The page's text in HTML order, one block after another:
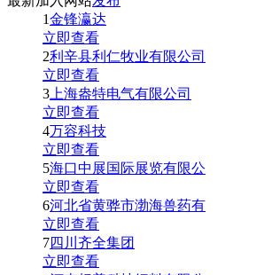
1金锋瀛达
立即查看
2利辛县利仁牧业有限公司
立即查看
3 上海盎特电气有限公司
立即查看
4万容科技
立即查看
5海口中展国际展览有限公
立即查看
6河北省黄骅市渤海兽药有
立即查看
7四川齐全集团
立即查看